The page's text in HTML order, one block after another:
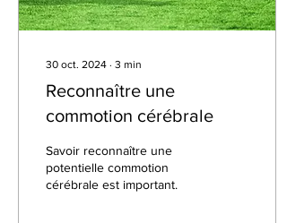
30 oct. 2024 ∙ 3 min
Reconnaître une
commotion cérébrale
Savoir reconnaître une
potentielle commotion
cérébrale est important.